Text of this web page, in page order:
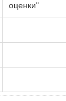
оценки"